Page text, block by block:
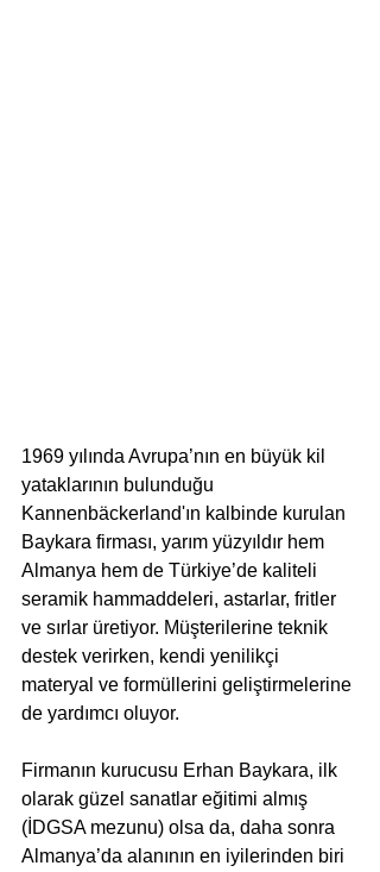
1969 yılında Avrupa’nın en büyük kil
yataklarının bulunduğu
Kannenbäckerland'ın kalbinde kurulan
Baykara firması, yarım yüzyıldır hem
Almanya hem de Türkiye’de kaliteli
seramik hammaddeleri, astarlar, fritler
ve sırlar üretiyor. Müşterilerine teknik
destek verirken, kendi yenilikçi
materyal ve formüllerini geliştirmelerine
de yardımcı oluyor.
Firmanın kurucusu Erhan Baykara, ilk
olarak güzel sanatlar eğitimi almış
(İDGSA mezunu) olsa da, daha sonra
Almanya’da alanının en iyilerinden biri